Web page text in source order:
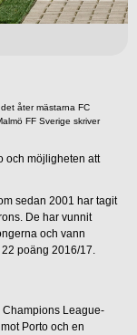
åter mästarna FC
FF Sverige skriver
och möjligheten att
sedan 2001 har tagit
De har vunnit
och vann
poäng 2016/17.
Champions League-
Porto och en